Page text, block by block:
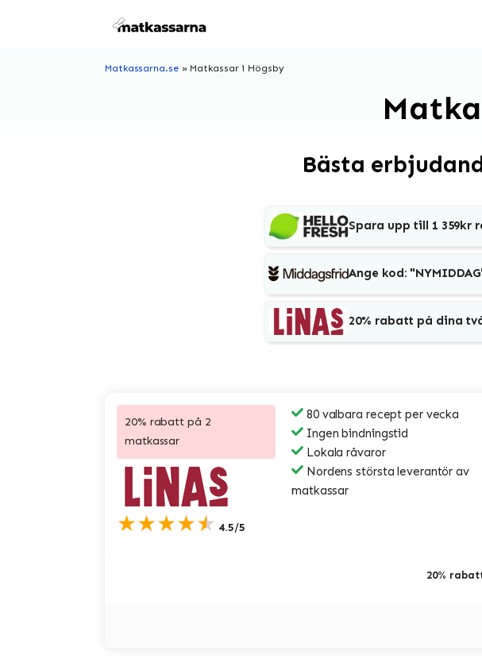
Matkassarna.se» Matkassar i Högsby
Bästa
Spara upp till 1
Ange kod:
20% rabatt på dina
20% rabatt på 2
matkassar
★★★★★ 4.5/5
80 valbara recept per vecka
Ingen bindningstid
Lokala råvaror
Nordens största leverantör av
matkassar
20%